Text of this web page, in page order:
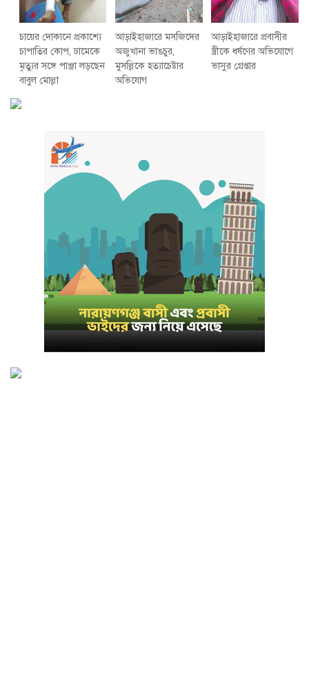
চায়ের দোকানে প্রকাশ্যে
চাপাতির কোপ, ঢামেকে
মৃত্যুর সঙ্গে পাঞ্জা লড়ছেন
বাবুল মোল্লা
আড়াইহাজারে মস‌জি‌দের
অজুখানা ভাঙচুর,
মুসল্লিকে হত্যাচেষ্টার
অভিযোগ
আড়াইহাজারে প্রবাসীর
স্ত্রীকে ধর্ষণের অভিযোগে
ভাসুর গ্রেপ্তার